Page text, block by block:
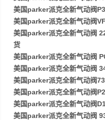
美国parker派克全新气动阀
美国parker派克全新气动阀
美国parker派克全新气动阀
货
美国parker派克全新气动阀
美国parker派克全新气动阀
美国parker派克全新气动阀
美国parker派克全新气动阀
美国parker派克全新气动阀
美国parker派克全新气动阀